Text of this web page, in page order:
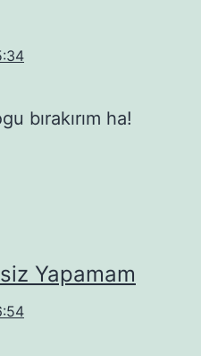
bırakırım ha!
Yapamam